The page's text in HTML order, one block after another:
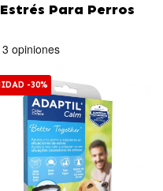
Para Perros
-30%